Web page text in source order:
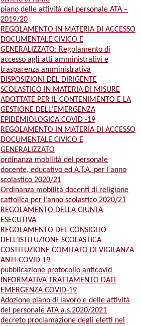
piano delle attività del personale ATA –
2019/20
REGOLAMENTO IN MATERIA DI ACCESSO
DOCUMENTALE CIVICO E
GENERALIZZATO: Regolamento di
accesso agli atti amministrativi e
trasparenza amministrativa
DISPOSIZIONI DEL DIRIGENTE
SCOLASTICO IN MATERIA DI MISURE
ADOTTATE PER IL CONTENIMENTO E LA
GESTIONE DELL’EMERGENZA
EPIDEMIOLOGICA COVID -19
REGOLAMENTO IN MATERIA DI ACCESSO
DOCUMENTALE CIVICO E
GENERALIZZATO
ordinanza mobilità del personale
docente, educativo ed A.T.A. per l’anno
scolastico 2020/21
Ordinanza mobilità docenti di religione
cattolica per l’anno scolastico 2020/21
REGOLAMENTO DELLA GIUNTA
ESECUTIVA
REGOLAMENTO DEL CONSIGLIO
DELL’ISTITUZIONE SCOLASTICA
COSTITUZIONE COMITATO DI VIGILANZA
ANTI-COVID 19
pubblicazione protocollo anticovid
INFORMATIVA TRATTAMENTO DATI
EMERGENZA COVID-19
Adozione piano di lavoro e delle attività
del personale ATA a.s.2020/2021
decreto proclamazione degli eletti nel